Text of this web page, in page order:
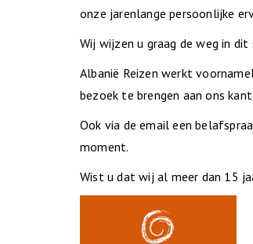
onze jarenlange persoonlijke
Wij wijzen u graag de weg in
Albanië Reizen werkt
bezoek te brengen aan ons
Ook via de email een
moment.
Wist u dat wij al meer dan 15